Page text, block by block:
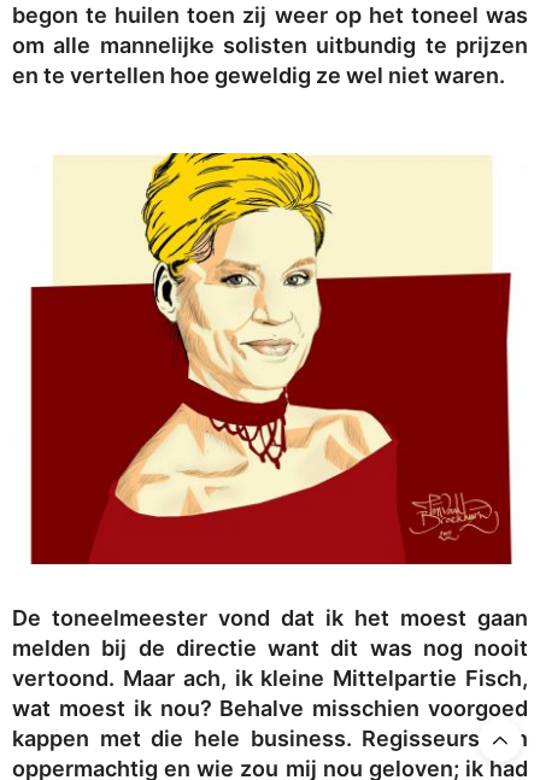
begon te huilen toen zij weer op het toneel was
om alle mannelijke solisten uitbundig te prijzen
en te vertellen hoe geweldig ze wel niet waren.
De toneelmeester vond dat ik het moest gaan
melden bij de directie want dit was nog nooit
vertoond. Maar ach, ik kleine Mittelpartie Fisch,
wat moest ik nou? Behalve misschien voorgoed
kappen met die hele business. Regisseurs zijn
oppermachtig en wie zou mij nou geloven; ik had